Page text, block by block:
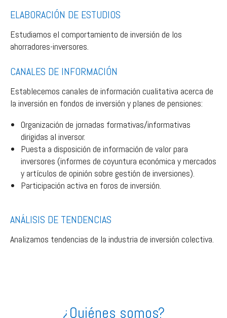
ELABORACIÓN DE ESTUDIOS
Estudiamos el comportamiento de inversión de los
ahorradores-inversores.
CANALES DE INFORMACIÓN
Establecemos canales de información cualitativa acerca de
la inversión en fondos de inversión y planes de pensiones:
Organización de jornadas formativas/informativas
dirigidas al inversor.
Puesta a disposición de información de valor para
inversores (informes de coyuntura económica y mercados
y artículos de opinión sobre gestión de inversiones).
Participación activa en foros de inversión.
ANÁLISIS DE TENDENCIAS
Analizamos tendencias de la industria de inversión colectiva.
¿Quiénes somos?